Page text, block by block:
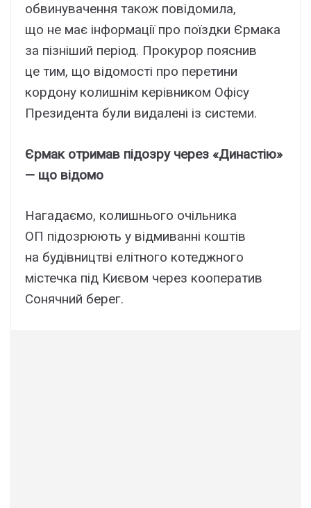
обвинувачення також повідомила,
що не має інформації про поїздки Єрмака
за пізніший період. Прокурор пояснив
це тим, що відомості про перетини
кордону колишнім керівником Офісу
Президента були видалені із системи.
Єрмак отримав підозру через «Династію»
— що відомо
Нагадаємо, колишнього очільника
ОП підозрюють у відмиванні коштів
на будівництві елітного котеджного
містечка під Києвом через кооператив
Сонячний берег.